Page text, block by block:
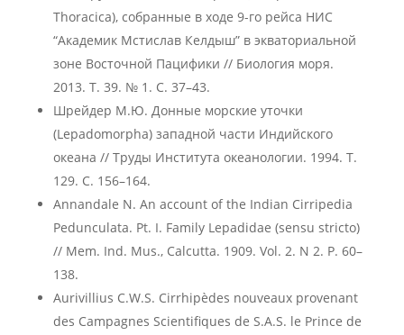
Thoracica), собранные в ходе 9-го рейса НИС
“Академик Мстислав Келдыш” в экваториальной
зоне Восточной Пацифики // Биология моря.
2013. Т. 39. № 1. С. 37–43.
Шрейдер М.Ю. Донные морские уточки
(Lepadomorpha) западной части Индийского
океана // Труды Института океанологии. 1994. Т.
129. С. 156–164.
Annandale N. An account of the Indian Cirripedia
Pedunculata. Pt. I. Family Lepadidae (sensu stricto)
// Mem. Ind. Mus., Calcutta. 1909. Vol. 2. N 2. P. 60–
138.
Aurivillius C.W.S. Cirrhipèdes nouveaux provenant
des Campagnes Scientifiques de S.A.S. le Prince de